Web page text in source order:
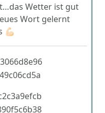
Wetter ist gut
Wort gelernt